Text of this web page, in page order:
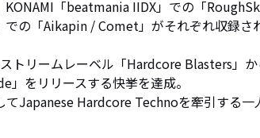
KONAMI「beatmania IIDX」での「
での「Aikapin / Comet」がそれぞれ収録
」をリリースする快挙を達成。
Japanese Hardcore Technoを牽引する一